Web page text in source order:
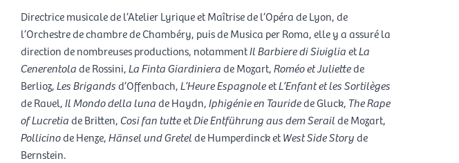
Directrice musicale de l’Atelier Lyrique et Maîtrise de l’Opéra de Lyon, de
l’Orchestre de chambre de Chambéry, puis de Musica per Roma, elle y a assuré la
direction de nombreuses productions, notammentIl Barbiere di SivigliaetLa
Cenerentolade Rossini,La Finta Giardinierade Mozart,Roméo et Juliettede
Berlioz,Les Brigandsd’Offenbach,L’Heure EspagnoleetL’Enfant et les Sortilèges
de Ravel,IlMondo della lunade Haydn,Iphigénie en Tauridede Gluck, The Rape
of Lucretiade Britten,Cosi fan tutteetDie Entführung aus dem Serailde Mozart,
Pollicinode Henze,Hänsel und Gretelde Humperdinck etWest Side Storyde
Bernstein.